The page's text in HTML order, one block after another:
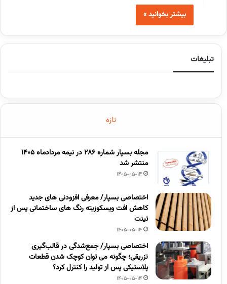
بیشتر بخوانید »
تبلیغات
تازه
مجله بسپار شماره 286 در نیمه مردادماه 1405
منتشر شد
1405-05-14
اختصاصی بسپار/ معرفی افزودنی های جدید
کاهش افت ویسکوزیته رنگ های ساختمانی پس از
تینت
1405-05-14
اختصاصی بسپار/ جمع‌شدگی در قالب‌گیری
تزریقی؛ چگونه می توان کوچک شدن قطعات
پلاستیکی پس از تولید را کنترل کرد؟
1405-05-14